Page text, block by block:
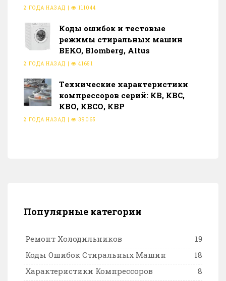
2 ГОДА НАЗАД | 111044
Коды ошибок и тестовые
режимы стиральных машин
BEKO, Blomberg, Altus
2 ГОДА НАЗАД | 41651
Тeхнические характеристики
компрессоров серий: КВ, КВС,
КВО, КВСО, КВР
2 ГОДА НАЗАД | 39065
Популярные категории
Ремонт Холодильников
19
Коды Ошибок Стиральных Машин
18
Характеристики Компрессоров
8